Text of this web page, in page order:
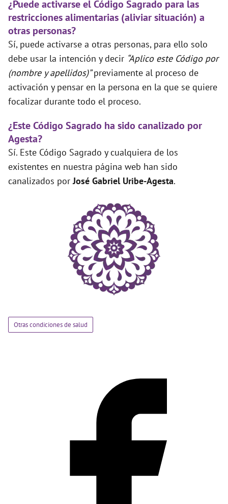
¿Puede activarse el Código Sagrado para las
restricciones alimentarias (aliviar situación) a
otras personas?
Sí, puede activarse a otras personas, para ello solo
debe usar la intención y decir “Aplico este Código por
(nombre y apellidos)”previamente al proceso de
activación y pensar en la persona en la que se quiere
focalizar durante todo el proceso.
¿Este Código Sagrado ha sido canalizado por
Agesta?
Sí. Este Código Sagrado y cualquiera de los
existentes en nuestra página web han sido
canalizados porJosé Gabriel Uribe-Agesta.
Otras condiciones de salud